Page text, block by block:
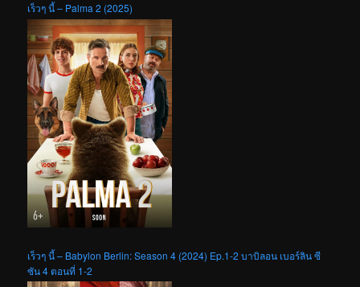
เร็วๆ นี้ – Palma 2 (2025)
เร็วๆ นี้ – Babylon Berlin: Season 4 (2024) Ep.1-2 บาบิลอน เบอร์ลิน ซี
ซัน 4 ตอนที่ 1-2